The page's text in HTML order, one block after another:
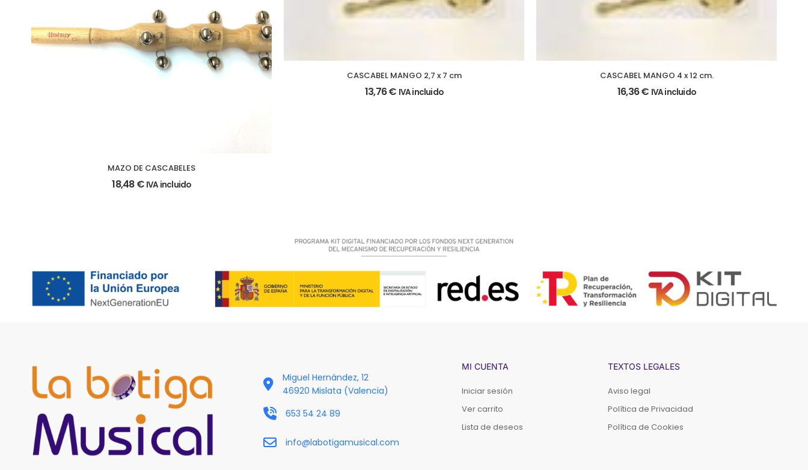
MAZO DE CASCABELES
18,48€ IVA incluido
CASCABEL MANGO 2,7 x 7 cm
13,76€ IVA incluido
CASCABEL MANGO 4 x 12 cm.
16,36€ IVA incluido
Miguel Hernández, 12
46920 Mislata (Valencia)
653 54 24 89
info@labotigamusical.com
MI CUENTA
Iniciar sesión
Ver carrito
Lista de deseos
TEXTOS LEGALES
Aviso legal
Política de Privacidad
Política de Cookies